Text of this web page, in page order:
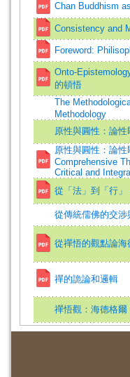
Chan Buddhism
Consistency and
Foreword:
Onto-
的頓悟
The
Methodology
原性與圓性：論
原性與圓性：論
Comprehensive
Critical and
從「法」到「行
從傳統儒佛的交
從禪悟的觀點論
禪的詭論和邏輯
禪悟觀：海德格爾